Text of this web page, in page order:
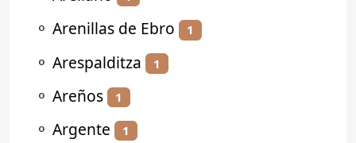
⚬ Arenillas de Ebro 1
⚬ Arespalditza 1
⚬ Areños 1
⚬ Argente 1